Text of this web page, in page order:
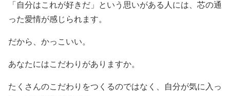
「自分はこれが好きだ」という思いがある人には、芯の通
った愛情が感じられます。
だから、かっこいい。
あなたにはこだわりがありますか。
たくさんのこだわりをつくるのではなく、自分が気に入っ